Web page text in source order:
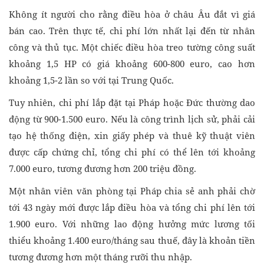
Không ít người cho rằng điều hòa ở châu Âu đắt vì giá
bán cao. Trên thực tế, chi phí lớn nhất lại đến từ nhân
công và thủ tục. Một chiếc điều hòa treo tường công suất
khoảng 1,5 HP có giá khoảng 600-800 euro, cao hơn
khoảng 1,5-2 lần so với tại Trung Quốc.
Tuy nhiên, chi phí lắp đặt tại Pháp hoặc Đức thường dao
động từ 900-1.500 euro. Nếu là công trình lịch sử, phải cải
tạo hệ thống điện, xin giấy phép và thuê kỹ thuật viên
được cấp chứng chỉ, tổng chi phí có thể lên tới khoảng
7.000 euro, tương đương hơn 200 triệu đồng.
Một nhân viên văn phòng tại Pháp chia sẻ anh phải chờ
tới 43 ngày mới được lắp điều hòa và tổng chi phí lên tới
1.900 euro. Với những lao động hưởng mức lương tối
thiểu khoảng 1.400 euro/tháng sau thuế, đây là khoản tiền
tương đương hơn một tháng rưỡi thu nhập.